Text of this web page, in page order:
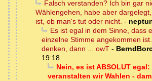
Falsch verstanden? Ich bin gar
Wählengehen, habe aber
ist, ob man's tut oder nicht. -
Es ist egal in dem Sinne, dass
einzelne Stimme angekommen
denken, dann ... owT -
19:18
Nein, es ist ABSOLUT
veranstalten wir Wahlen -